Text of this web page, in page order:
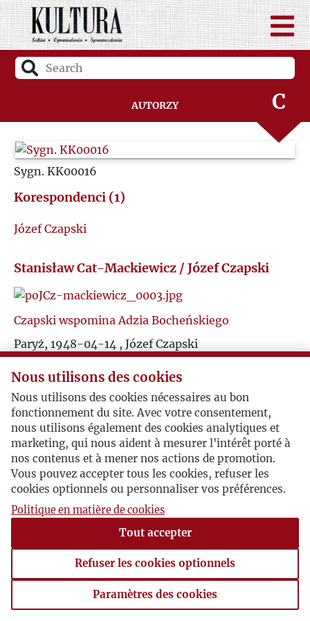
Autorzy
A
B
C
D
Ł
M
N
O
Sygn. KK00016
Korespondenci (1)
Józef Czapski
Stanisław Cat-Mackiewicz / Józef Czapski
Czapski wspomina Adzia Bocheńskiego
Paryż, 1948-04-14 , Józef Czapski
„Pan pisze książkę o Adziu. Co raz to przypominają
mi się różne drobne o nim rzeczy, które mogą się
Panu przydać...”
Nous utilisons des cookies
Nous utilisons des cookies nécessaires au bon
fonctionnement du site. Avec votre consentement,
nous utilisons également des cookies analytiques et
marketing, qui nous aident à mesurer l'intérêt porté à
nos contenus et à mener nos actions de promotion.
Vous pouvez accepter tous les cookies, refuser les
cookies optionnels ou personnaliser vos préférences.
Politique en matière de cookies
Tout accepter
Refuser les cookies optionnels
Paramètres des cookies
Paramètres des cookies